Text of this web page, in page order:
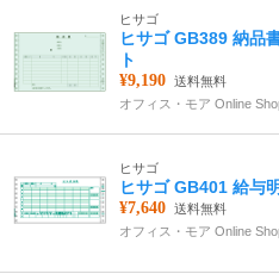
ヒサゴ
ヒサゴ GB389 納品
ト
¥9,190 送料無料
オフィス・モア Online
ヒサゴ
ヒサゴ GB401 給与
¥7,640 送料無料
オフィス・モア Online